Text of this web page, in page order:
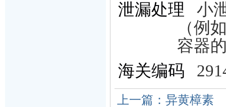
泄漏处理
小
（例
容器
海关编码
上一篇：异黄樟素